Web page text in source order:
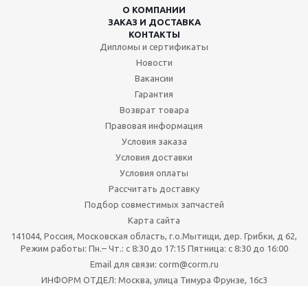
О КОМПАНИИ
ЗАКАЗ И ДОСТАВКА
КОНТАКТЫ
Дипломы и сертификаты
Новости
Вакансии
Гарантия
Возврат товара
Правовая информация
Условия заказа
Условия доставки
Условия оплаты
Рассчитать доставку
Подбор совместимых запчастей
Карта сайта
141044, Россия, Московская область, г.о.Мытищи, дер. Грибки, д 62,
Режим работы: Пн.– Чт.: с 8:30 до 17:15 Пятница: c 8:30 до 16:00
Email для связи: corm@corm.ru
ИНФОРМ ОТДЕЛ: Москва, улица Тимура Фрунзе, 16с3